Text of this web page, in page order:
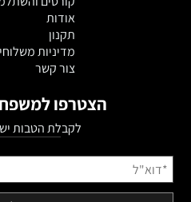
אודות
תקנון
מדיניות
צור קשר
הצטרפו
לקבלת הטבות